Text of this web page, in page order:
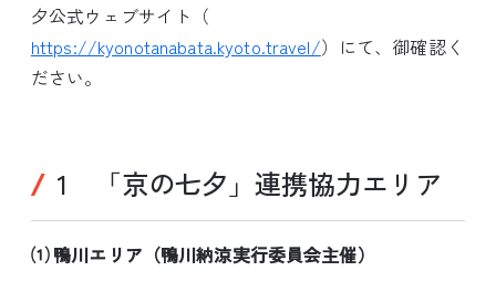
夕公式ウェブサイト（
https://kyonotanabata.kyoto.travel/）にて、御確認く
ださい。
1 「京の七夕」連携協力エリア
⑴ 鴨川エリア（鴨川納涼実行委員会主催）